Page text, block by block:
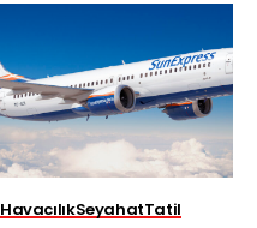
HavacılıkSeyahatTatil